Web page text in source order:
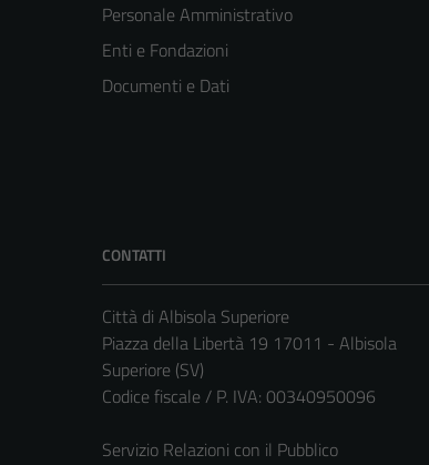
Personale Amministrativo
Enti e Fondazioni
Documenti e Dati
CONTATTI
Città di Albisola Superiore
Piazza della Libertà 19 17011 - Albisola
Superiore (SV)
Codice fiscale / P. IVA: 00340950096
Servizio Relazioni con il Pubblico